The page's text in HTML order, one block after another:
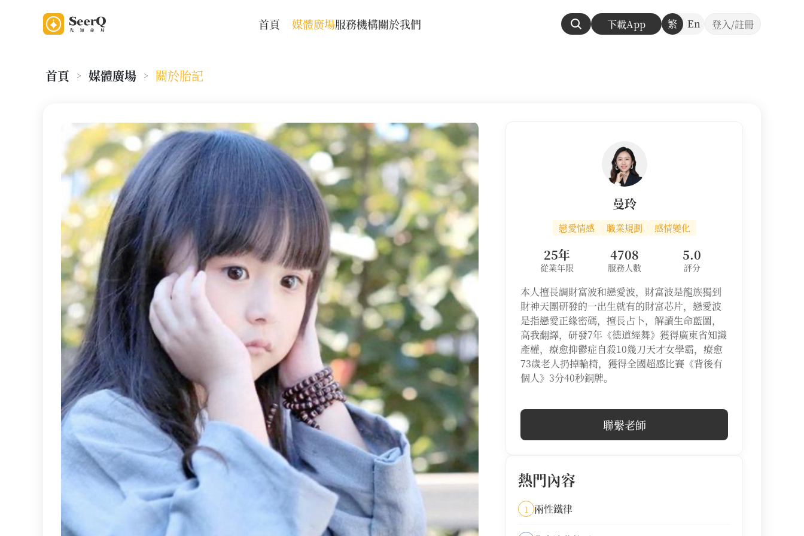
首頁 媒體廣場服務機構關於我們 下載App 繁 En 登入/註冊
首頁 > 媒體廣場 > 關於胎記
曼玲
戀愛情感 職業規劃 感情變化
25年
從業年限
4708
服務人數
5.0
評分
本人擅長調財富波和戀愛波，財富波是龍族獨到
財神天團研發的一出生就有的財富芯片，戀愛波
是指戀愛正緣密碼，擅長占卜，解讀生命藍圖，
高我翻譯，研發7年《德道經舞》獲得廣東省知識
產權，療愈抑鬱症自殺10幾刀天才女學霸，療愈
73歲老人扔掉輪椅，獲得全國超感比賽《背後有
個人》3分40秒銅牌。
聯繫老師
熱門內容
1 兩性鐵律